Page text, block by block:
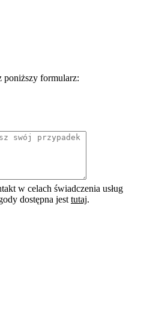
poniższy formularz:
w celach świadczenia usług
dostępna jest tutaj.